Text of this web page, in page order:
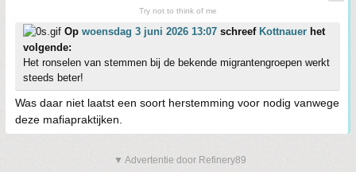
Try not to think of me
Op woensdag 3 juni 2026 13:07 schreef Kottnauer het
volgende:
Het ronselen van stemmen bij de bekende migrantengroepen werkt
steeds beter!
Was daar niet laatst een soort herstemming voor nodig vanwege
deze mafiapraktijken.
▼ Advertentie door Refinery89